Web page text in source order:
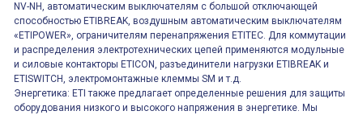
NV-NH, автоматическим выключателям с большой отключающей
способностью ETIBREAK, воздушным автоматическим выключателям
«ETIPOWER», ограничителям перенапряжения ETITEC. Для коммутации
и распределения электротехнических цепей применяются модульные
и силовые контакторы ETICON, разъединители нагрузки ETIBREAK и
ETISWITCH, электромонтажные клеммы SM и т.д.
Энергетика: ETI также предлагает определенные решения для защиты
оборудования низкого и высокого напряжения в энергетике. Мы